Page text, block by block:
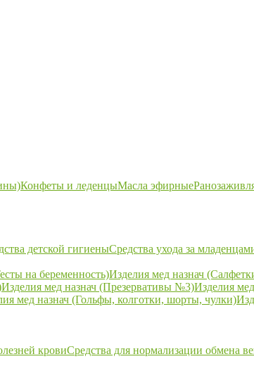
Конфеты и леденцыМасла эфирные
детской гигиеныСредства ухода за
на беременность)Изделия мед назнач
Изделия мед назнач (Презервативы №3)Изделия
мед назнач (Гольфы, колготки, шорты, чулки)
кровиСредства для нормализации обмена